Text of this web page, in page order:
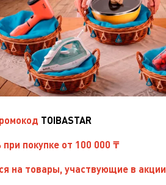
TOIBASTAR
покупке от 100 000 ₸
на товары, участвующие в акции